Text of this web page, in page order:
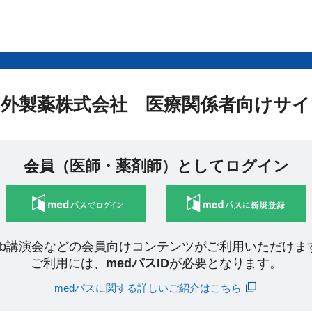
製薬株式会社 医療関係者向けサ
会員（医師・薬剤師）としてログイン
講演会などの会員向けコンテンツがご利用いただけま
ご利用には、 medパスIDが必要となります。
medパスに関する詳しいご紹介はこちら